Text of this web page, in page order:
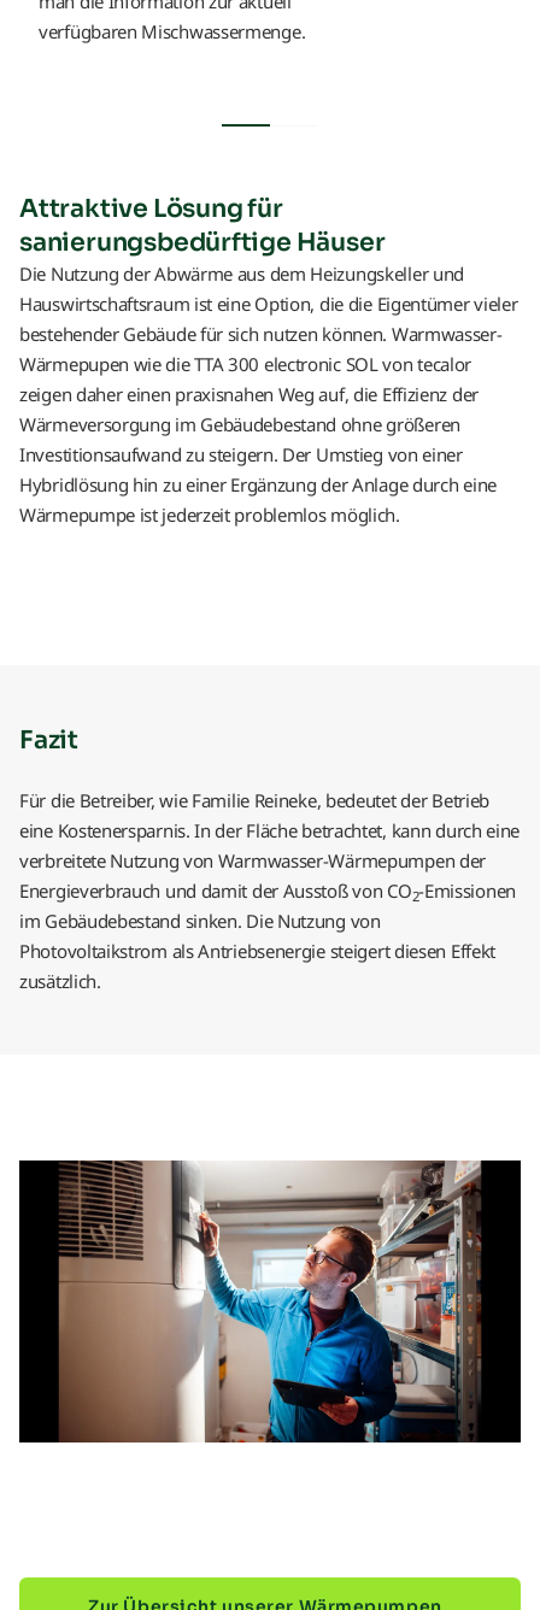
verfügbaren Mischwassermenge.
Attraktive Lösung für
sanierungsbedürftige Häuser
Die Nutzung der Abwärme aus dem Heizungskeller und
Hauswirtschaftsraum ist eine Option, die die Eigentümer vieler
bestehender Gebäude für sich nutzen können. Warmwasser-
Wärmepupen wie die TTA 300 electronic SOL von tecalor
zeigen daher einen praxisnahen Weg auf, die Effizienz der
Wärmeversorgung im Gebäudebestand ohne größeren
Investitionsaufwand zu steigern. Der Umstieg von einer
Hybridlösung hin zu einer Ergänzung der Anlage durch eine
Wärmepumpe ist jederzeit problemlos möglich.
Fazit
Für die Betreiber, wie Familie Reineke, bedeutet der Betrieb
eine Kostenersparnis. In der Fläche betrachtet, kann durch eine
verbreitete Nutzung von Warmwasser-Wärmepumpen der
Energieverbrauch und damit der Ausstoß von CO2-Emissionen
im Gebäudebestand sinken. Die Nutzung von
Photovoltaikstrom als Antriebsenergie steigert diesen Effekt
zusätzlich.